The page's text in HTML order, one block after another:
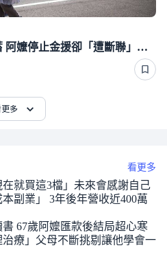
為愛孫咬牙掏60萬養老積蓄 阿嬤停止金援卻「遭斷聯」下場好心酸
多
看更多
就買這3檔」未來會感謝自己
副業」 3年後年營收近400萬
67歲阿嬤匯款後結局超心寒
療」父母不斷挑剔讓他學會一